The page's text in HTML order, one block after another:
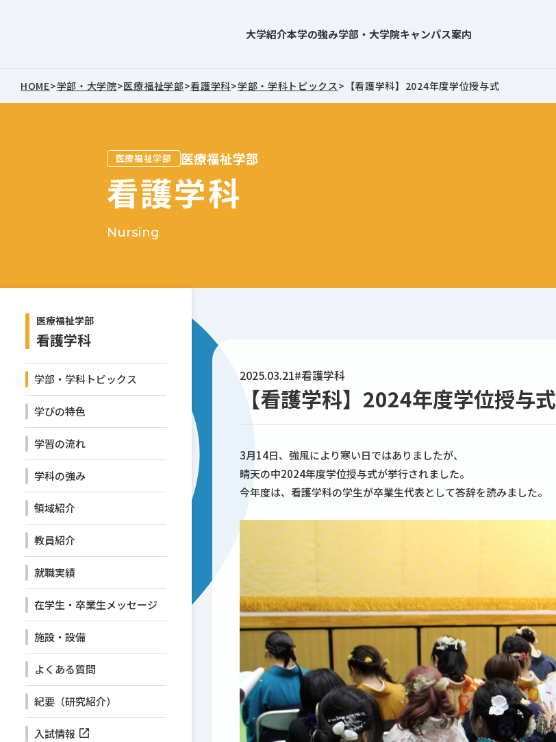
大学紹介本学の強み学部・大学院キャンパス案内
HOME>学部・大学院>医療福祉学部>看護学科>学部・学科トピックス > 【看護学科】2024年度学位授与式
医療福祉学部 医療福祉学部
看護学科
Nursing
医療福祉学部
看護学科
学部・学科トピックス
学びの特色
学習の流れ
学科の強み
領域紹介
教員紹介
就職実績
在学生・卒業生メッセージ
施設・設備
よくある質問
紀要（研究紹介）
入試情報
2025.03.21#看護学科
【看護学科】2024年度学位授与式
3月14日、強風により寒い日ではありましたが、
晴天の中2024年度学位授与式が挙行されました。
今年度は、看護学科の学生が卒業生代表として答辞を読みました。